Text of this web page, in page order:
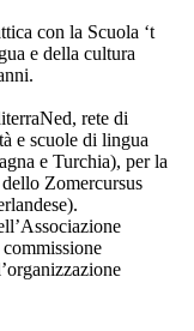
con la Scuola ‘t
e della cultura
rete di
e scuole di lingua
e Turchia), per la
Zomercursus